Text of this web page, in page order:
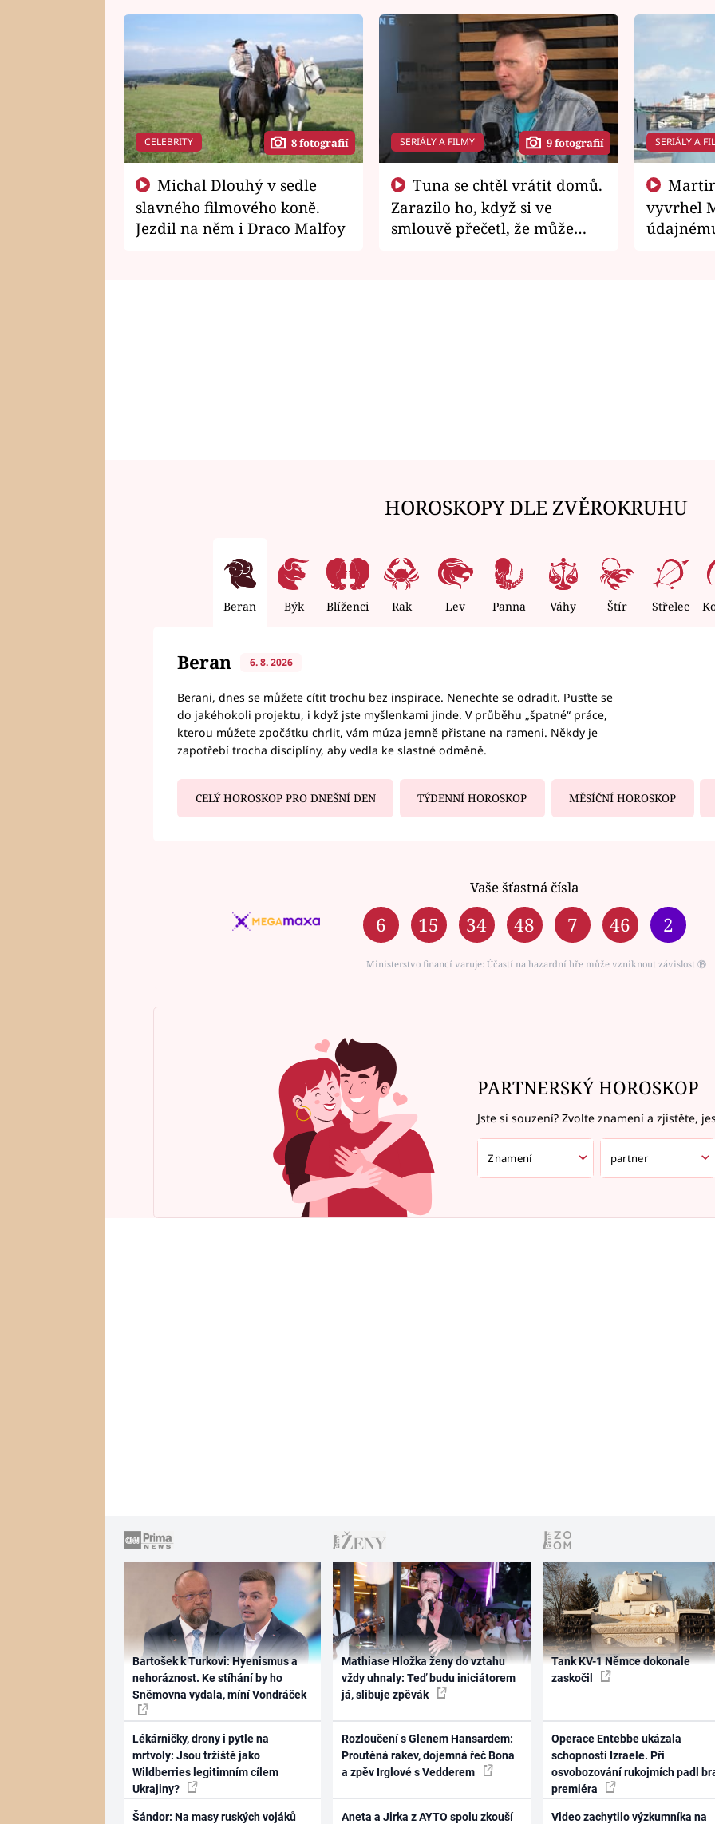
CELEBRITY 8 fotografií
slavného filmového koně.
Jezdil na něm i Draco Malfoy
SERIÁLY A FILMY 9 fotografií
Zarazilo ho, když si ve
smlouvě přečetl, že může
SERIÁLY A
vyvrhel
HOROSKOPY DLE ZVĚROKRUHU
Beran Býk Blíženci Rak Lev Panna Váhy Štír Střelec
Beran 6. 8. 2026
Berani, dnes se můžete cítit trochu bez inspirace. Nenechte se odradit. Pusťte se
do jakéhokoli projektu, i když jste myšlenkami jinde. V průběhu „špatné“ práce,
kterou můžete zpočátku chrlit, vám múza jemně přistane na rameni. Někdy je
zapotřebí trocha disciplíny, aby vedla ke slastné odměně.
CELÝ HOROSKOP PRO DNEŠNÍ DEN TÝDENNÍ HOROSKOP MĚSÍČNÍ HOROSKOP
Vaše šťastná čísla
6 15 34 48 7 46 2
Ministerstvo financí varuje: Účastí na hazardní hře může vzniknout závislost ⑱
PARTNERSKÝ HOROSKOP
Jste si souzení? Zvolte znamení a zjistěte,
Bartošek k Turkovi: Hyenismus a
nehoráznost. Ke stíhání by ho
Sněmovna vydala, míní Vondráček
Lékárničky, drony i pytle na
mrtvoly: Jsou tržiště jako
Wildberries legitimním cílem
Ukrajiny?
Šándor: Na masy ruských vojáků
Mathiase Hložka ženy do vztahu
vždy uhnaly: Teď budu iniciátorem
já, slibuje zpěvák
Rozloučení s Glenem Hansardem:
Proutěná rakev, dojemná řeč Bona
a zpěv Irglové s Vedderem
Aneta a Jirka z AYTO spolu zkouší
Tank KV-1 Němce dokonale
zaskočil
Operace Entebbe ukázala
schopnosti Izraele. Při
osvobozování rukojmích padl
premiéra
Video zachytilo výzkumníka na